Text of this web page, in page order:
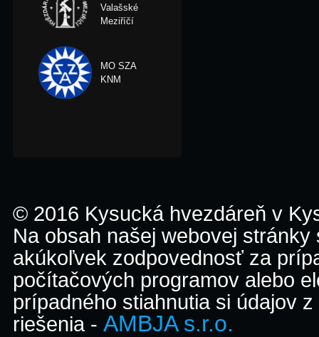
Valašské
Meziříčí
MO SZA
KNM
© 2016 Kysucká hvezdáreň v
Na obsah našej webovej
akúkoľvek zodpovednosť za
počítačových programov alebo
prípadného stiahnutia si údajov
riešenia - AMBJA s.r.o.